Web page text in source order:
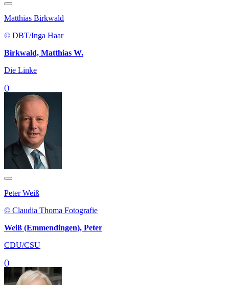
Matthias Birkwald
© DBT/Inga Haar
Birkwald, Matthias W.
Die Linke
()
Peter Weiß
© Claudia Thoma Fotografie
Weiß (Emmendingen), Peter
CDU/CSU
()